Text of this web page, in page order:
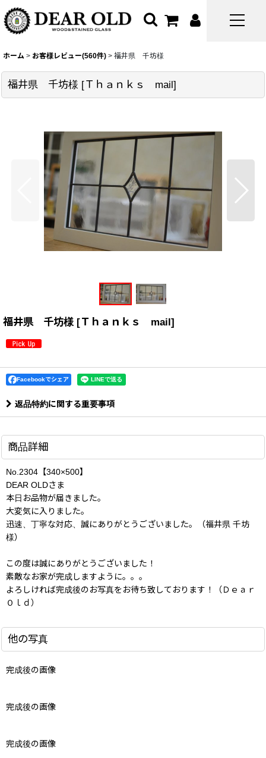
ホーム > お客様レビュー(560件) > 福井県 千坊様
福井県 千坊様 [Ｔｈａｎｋｓ mail]
福井県 千坊様 [Ｔｈａｎｋｓ mail]
Facebookでシェア
返品特約に関する重要事項
商品詳細
No.2304【340×500】
DEAR OLDさま
本日お品物が届きました。
大変気に入りました。
迅速、丁寧な対応、誠にありがとうございました。（福井県 千坊
様）
この度は誠にありがとうございました！
素敵なお家が完成しますように。。。
よろしければ完成後のお写真をお待ち致しております！（Ｄｅａｒ
Ｏｌｄ）
他の写真
完成後の画像
完成後の画像
完成後の画像